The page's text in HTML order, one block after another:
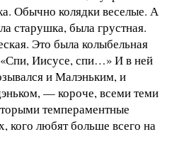
Обычно колядки веселые. А
старушка, была грустная.
Это была колыбельная
Иисусе, спи…» И в ней
и Малэньким, и
— короче, всеми теми
темпераментные
кого любят больше всего на